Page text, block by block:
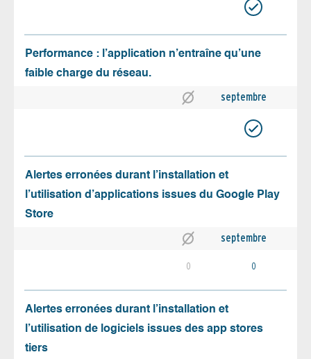
Performance : l’application n’entraîne qu’une
faible charge du réseau.
septembre
Alertes erronées durant l’installation et
l’utilisation d’applications issues du Google Play
Store
septembre
0 0
Alertes erronées durant l’installation et
l’utilisation de logiciels issues des app stores
tiers